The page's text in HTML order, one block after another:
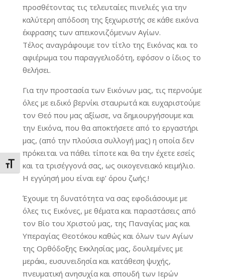
Εναλλαγή Μεγέθους Γραμμάτων
προσθέτοντας τις τελευταίες πινελιές για την
καλύτερη απόδοση της ξεχωριστής σε κάθε εικόνα
έκφρασης των απεικονιζόμενων Αγίων.
Τέλος αναγράφουμε τον τίτλο της Εικόνας και το
αφιέρωμα του παραγγελιοδότη, εφόσον ο ίδιος το
θελήσει.
Για την προστασία των Εικόνων μας, τις περνούμε
όλες με ειδικό βερνίκι σταυρωτά και ευχαριστούμε
τον Θεό που μας αξίωσε, να δημιουργήσουμε και
την Εικόνα, που θα αποκτήσετε από το εργαστήρι
μας, (από την πλούσια συλλογή μας) η οποία δεν
πρόκειται να πάθει τίποτε και θα την έχετε εσείς
και τα τρισέγγονά σας, ως οικογενειακό κειμήλιο.
Η εγγύησή μου είναι εφ’ όρου ζωής.!
Έχουμε τη δυνατότητα να σας εφοδιάσουμε με
όλες τις Εικόνες, με θέματα και παραστάσεις από
τον Βίο του Χριστού μας, της Παναγίας μας και
Υπεραγίας Θεοτόκου καθώς και όλων των Αγίων
της Ορθόδοξης Εκκλησίας μας, δουλεμένες με
μεράκι, ευσυνειδησία και κατάθεση ψυχής,
πνευματική ανησυχία και σπουδή των Ιερών